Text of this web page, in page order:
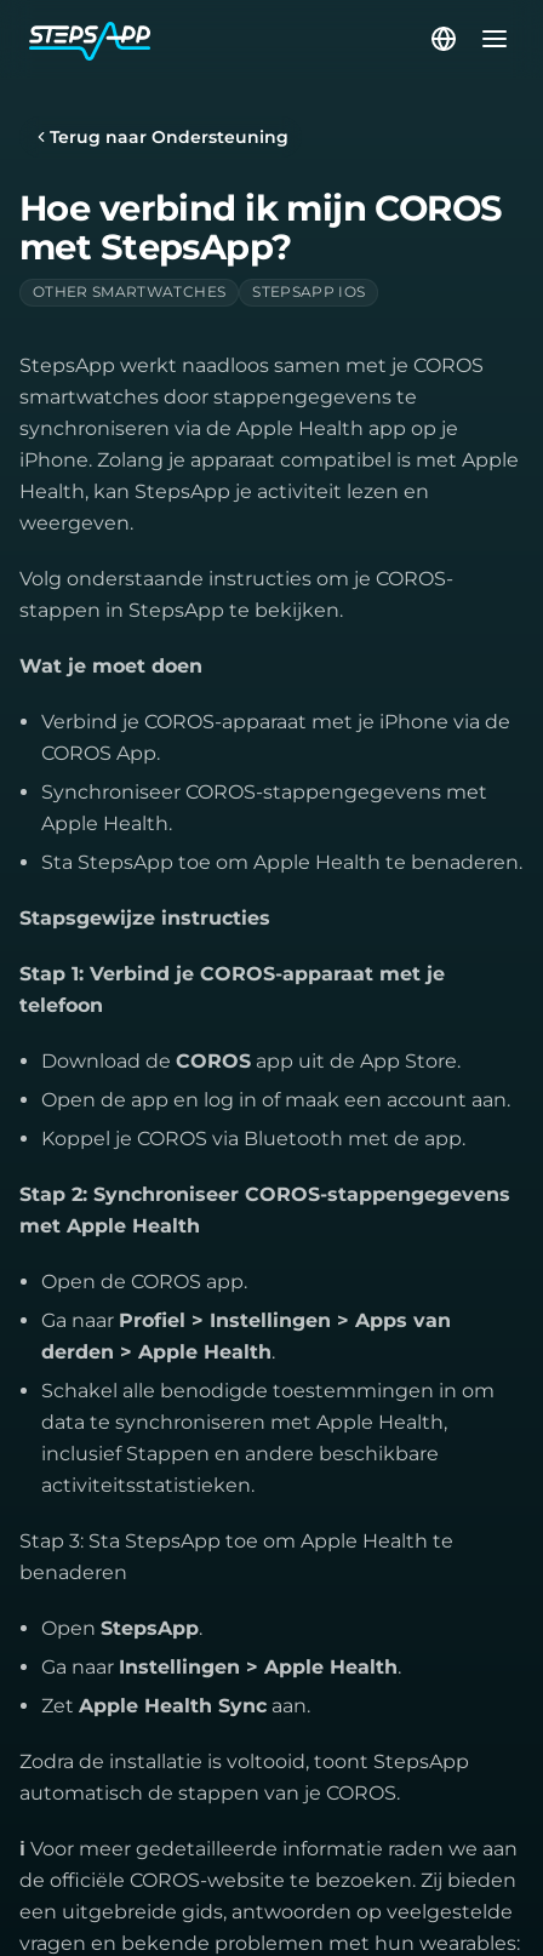
Terug naar Ondersteuning
Hoe verbind ik mijn COROS
met StepsApp?
OTHER SMARTWATCHES STEPSAPP IOS
StepsApp werkt naadloos samen met je COROS
smartwatches door stappengegevens te
synchroniseren via de Apple Health app op je
iPhone. Zolang je apparaat compatibel is met Apple
Health, kan StepsApp je activiteit lezen en
weergeven.
Volg onderstaande instructies om je COROS-
stappen in StepsApp te bekijken.
Wat je moet doen
Verbind je COROS-apparaat met je iPhone via de
COROS App.
Synchroniseer COROS-stappengegevens met
Apple Health.
Sta StepsApp toe om Apple Health te benaderen.
Stapsgewijze instructies
Stap 1: Verbind je COROS-apparaat met je
telefoon
Download de COROS app uit de App Store.
Open de app en log in of maak een account aan.
Koppel je COROS via Bluetooth met de app.
Stap 2: Synchroniseer COROS-stappengegevens
met Apple Health
Open de COROS app.
Ga naar Profiel > Instellingen > Apps van
derden > Apple Health.
Schakel alle benodigde toestemmingen in om
data te synchroniseren met Apple Health,
inclusief Stappen en andere beschikbare
activiteitsstatistieken.
Stap 3: Sta StepsApp toe om Apple Health te
benaderen
Open StepsApp.
Ga naar Instellingen > Apple Health.
Zet Apple Health Sync aan.
Zodra de installatie is voltooid, toont StepsApp
automatisch de stappen van je COROS.
ℹ Voor meer gedetailleerde informatie raden we aan
de officiële COROS-website te bezoeken. Zij bieden
een uitgebreide gids, antwoorden op veelgestelde
vragen en bekende problemen met hun wearables: